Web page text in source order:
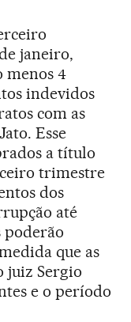
janeiro,
menos 4
indevidos
com as
Esse
a título
trimestre
dos
até
poderão
que as
juiz Sergio
e o período